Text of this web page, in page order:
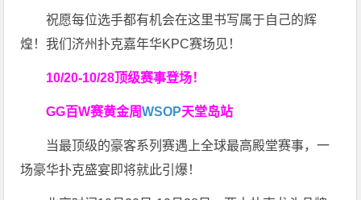
祝愿每位选手都有机会在这里书写属于自己的辉
煌！我们济州扑克嘉年华KPC赛场见！
10/20-10/28顶级赛事登场！
GG百W赛黄金周WSOP天堂岛站
当最顶级的豪客系列赛遇上全球最高殿堂赛事，一
场豪华扑克盛宴即将就此引爆！